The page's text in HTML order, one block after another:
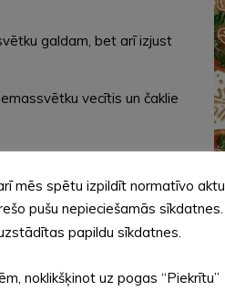
galdam, bet arī izjust
vecītis un čaklie
mēs spētu izpildīt normatīvo aktu
pušu nepieciešamās sīkdatnes.
papildu sīkdatnes.
noklikšķinot uz pogas “Piekrītu”